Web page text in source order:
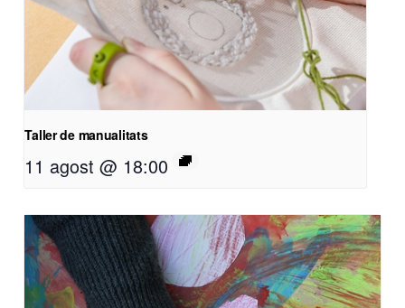
Taller de manualitats
11 agost @ 18:00